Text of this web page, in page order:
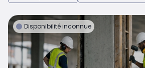
Disponibilité inconnue